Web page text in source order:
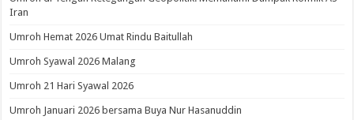
Iran
Umroh Hemat 2026 Umat Rindu Baitullah
Umroh Syawal 2026 Malang
Umroh 21 Hari Syawal 2026
Umroh Januari 2026 bersama Buya Nur Hasanuddin